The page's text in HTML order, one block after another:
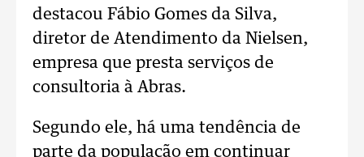
destacou Fábio Gomes da Silva,
diretor de Atendimento da Nielsen,
empresa que presta serviços de
consultoria à Abras.
Segundo ele, há uma tendência de
parte da população em continuar